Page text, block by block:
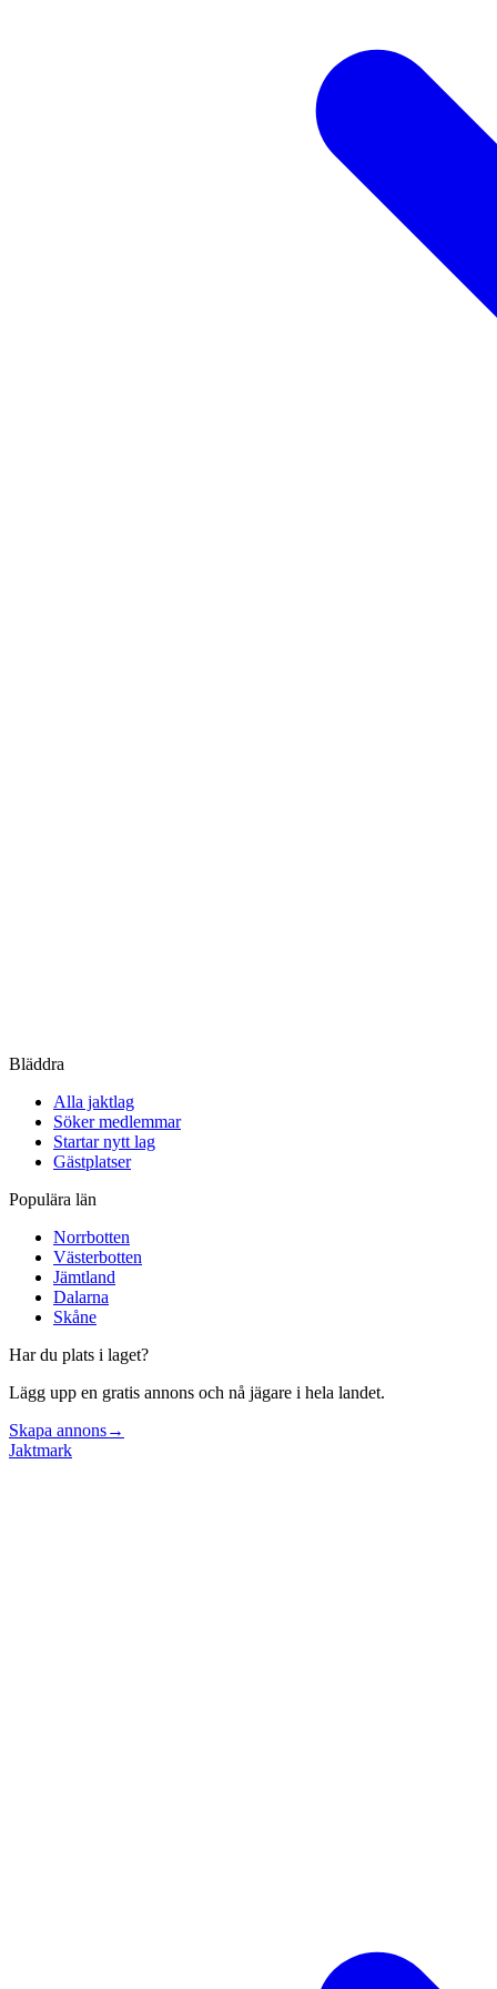
Bläddra
Alla jaktlag
Söker medlemmar
Startar nytt lag
Gästplatser
Populära län
Norrbotten
Västerbotten
Jämtland
Dalarna
Skåne
Har du plats i laget?
Lägg upp en gratis annons och nå jägare i hela landet.
Skapa annons→
Jaktmark